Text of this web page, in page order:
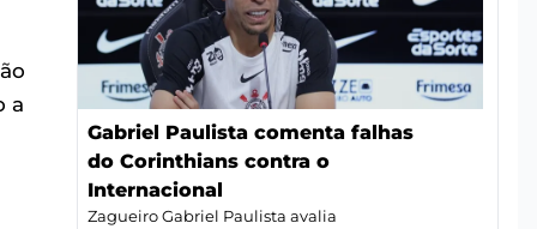
a
Gabriel Paulista comenta falhas
do Corinthians contra o
Internacional
Zagueiro Gabriel Paulista avalia